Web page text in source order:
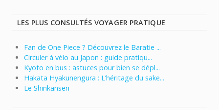
LES PLUS CONSULTÉS VOYAGER PRATIQUE
Fan de One Piece ? Découvrez le Baratie ...
Circuler à vélo au Japon : guide pratiqu...
Kyoto en bus : astuces pour bien se dépl...
Hakata Hyakunengura : L’héritage du sake...
Le Shinkansen